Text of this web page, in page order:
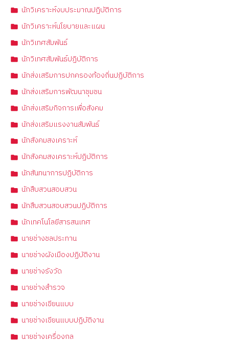
นักวิเคราะห์งบประมาณปฏิบัติการ
นักวิเคราะห์นโยบายและแผน
นักวิเทศสัมพันธ์
นักวิเทศสัมพันธ์ปฏิบัติการ
นักส่งเสริมการปกครองท้องถิ่นปฏิบัติการ
นักส่งเสริมการพัฒนาชุมชน
นักส่งเสริมกิจการเพื่อสังคม
นักส่งเสริมแรงงานสัมพันธ์
นักสังคมสงเคราะห์
นักสังคมสงเคราะห์ปฏิบัติการ
นักสันทนาการปฏิบัติการ
นักสืบสวนสอบสวน
นักสืบสวนสอบสวนปฏิบัติการ
นักเทคโนโลยีสารสนเทศ
นายช่างชลประทาน
นายช่างผังเมืองปฏิบัติงาน
นายช่างรังวัด
นายช่างสำรวจ
นายช่างเขียนแบบ
นายช่างเขียนแบบปฏิบัติงาน
นายช่างเครื่องกล